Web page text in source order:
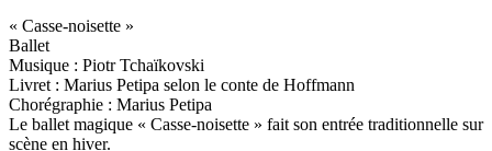
« Casse-noisette »
Ballet
Musique : Piotr Tchaïkovski
Livret : Marius Petipa selon le conte de Hoffmann
Chorégraphie : Marius Petipa
Le ballet magique « Casse-noisette » fait son entrée traditionnelle sur
scène en hiver.